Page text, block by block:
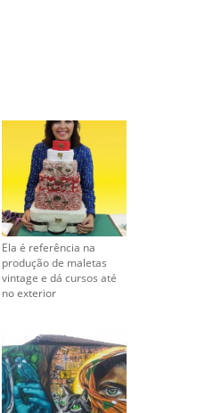
Ela é referência na
produção de maletas
vintage e dá cursos até
no exterior